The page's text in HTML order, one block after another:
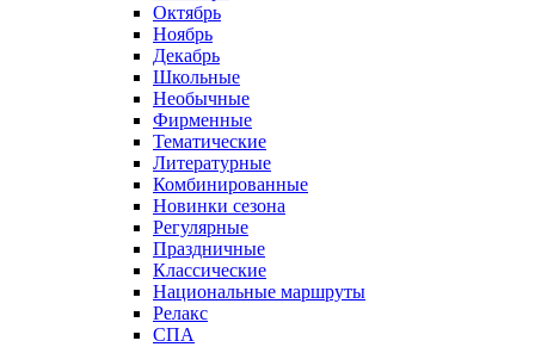
Октябрь
Ноябрь
Декабрь
Школьные
Необычные
Фирменные
Тематические
Литературные
Комбинированные
Новинки сезона
Регулярные
Праздничные
Классические
Национальные маршруты
Релакс
СПА